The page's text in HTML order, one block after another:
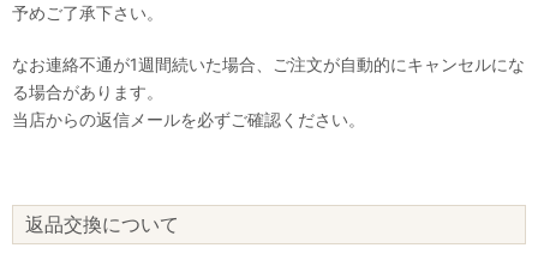
予めご了承下さい。
なお連絡不通が1週間続いた場合、ご注文が自動的にキャンセルにな
る場合があります。
当店からの返信メールを必ずご確認ください。
返品交換について